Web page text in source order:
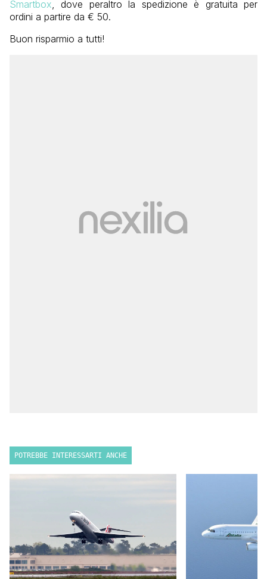
Smartbox, dove peraltro la spedizione è gratuita per
ordini a partire da € 50.
Buon risparmio a tutti!
POTREBBE INTERESSARTI ANCHE